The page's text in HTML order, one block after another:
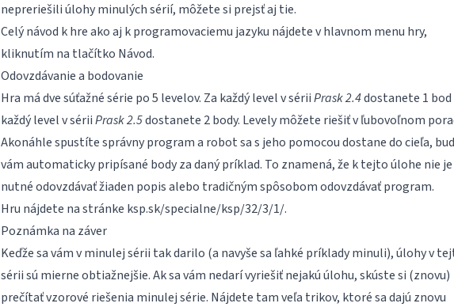
nepreriešili úlohy minulých sérií, môžete si prejsť aj tie.
Celý návod k hre ako aj k programovaciemu jazyku nájdete v hlavnom menu hry,
kliknutím na tlačítko Návod.
Odovzdávanie a bodovanie
Hra má dve súťažné série po 5 levelov. Za každý level v sériiPrask 2.4dostanete 1 bod
každý level v sériiPrask 2.5dostanete 2 body. Levely môžete riešiť v ľubovoľnom
Akonáhle spustíte správny program a robot sa s jeho pomocou dostane do cieľa,
vám automaticky pripísané body za daný príklad. To znamená, že k tejto úlohe nie je
nutné odovzdávať žiaden popis alebo tradičným spôsobom odovzdávať program.
Hru nájdete na stránke ksp.sk/specialne/ksp/32/3/1/.
Poznámka na záver
Keďže sa vám v minulej sérii tak darilo (a navyše sa ľahké príklady minuli), úlohy v
sérii sú mierne obtiažnejšie. Ak sa vám nedarí vyriešiť nejakú úlohu, skúste si (znovu)
prečítať vzorové riešenia minulej série. Nájdete tam veľa trikov, ktoré sa dajú znovu